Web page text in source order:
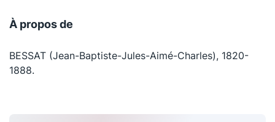
À propos de
BESSAT (Jean-Baptiste-Jules-Aimé-Charles), 1820-
1888.
La Conférence Berryer
La Petite Conférence